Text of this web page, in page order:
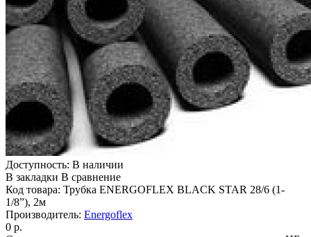
Доступность: В наличии
В закладки В сравнение
Код товара: Трубка ENERGOFLEX BLACK STAR 28/6 (1-
1/8”), 2м
Производитель: Energoflex
0 р.